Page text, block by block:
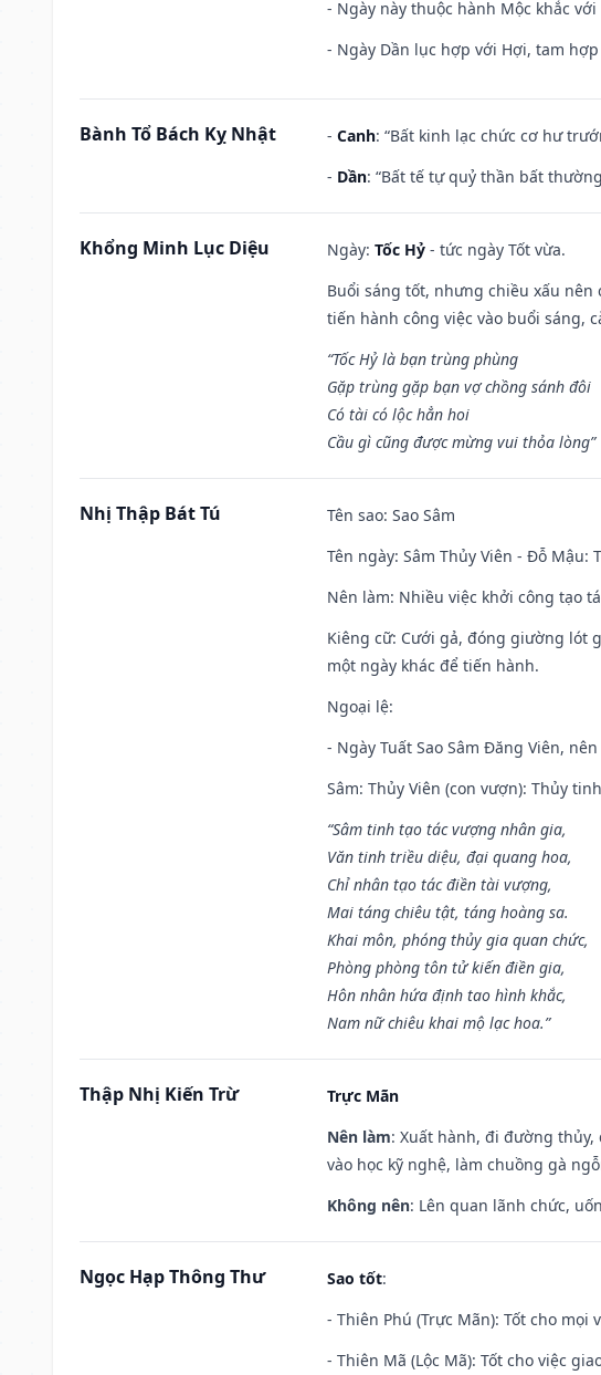
- Ngày này thuộc hành Mộc khắc
- Ngày Dần lục hợp với Hợi, tam
Bành Tổ Bách Kỵ Nhật - Canh: “Bất kinh lạc chức cơ hư
- Dần: “Bất tế tự quỷ thần bất
Khổng Minh Lục Diệu Ngày: Tốc Hỷ - tức ngày Tốt vừa.
Buổi sáng tốt, nhưng chiều xấu
tiến hành công việc vào buổi sáng,
“Tốc Hỷ là bạn trùng phùng
Gặp trùng gặp bạn vợ chồng sánh đôi
Có tài có lộc hẳn hoi
Cầu gì cũng được mừng vui thỏa lòng”
Nhị Thập Bát Tú Tên sao: Sao Sâm
Tên ngày: Sâm Thủy Viên - Đỗ Mậu:
Nên làm: Nhiều việc khởi công tạo
Kiêng cữ: Cưới gả, đóng giường lót
một ngày khác để tiến hành.
Ngoại lệ:
- Ngày Tuất Sao Sâm Đăng Viên,
Sâm: Thủy Viên (con vượn): Thủy
“Sâm tinh tạo tác vượng nhân gia,
Văn tinh triều diệu, đại quang hoa,
Chỉ nhân tạo tác điền tài vượng,
Mai táng chiêu tật, táng hoàng sa.
Khai môn, phóng thủy gia quan chức,
Phòng phòng tôn tử kiến điền gia,
Hôn nhân hứa định tao hình khắc,
Nam nữ chiêu khai mộ lạc hoa.”
Thập Nhị Kiến Trừ
Trực Mãn
Nên làm: Xuất hành, đi đường
vào học kỹ nghệ, làm chuồng gà
Không nên: Lên quan lãnh chức,
Ngọc Hạp Thông Thư Sao tốt:
- Thiên Phú (Trực Mãn): Tốt cho
- Thiên Mã (Lộc Mã): Tốt cho việc